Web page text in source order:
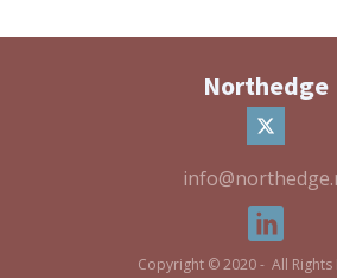
Northedge
Copyright © 2020 - All Rights